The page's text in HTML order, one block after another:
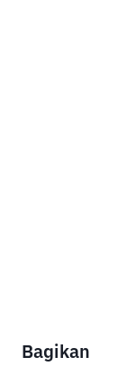
Bagikan